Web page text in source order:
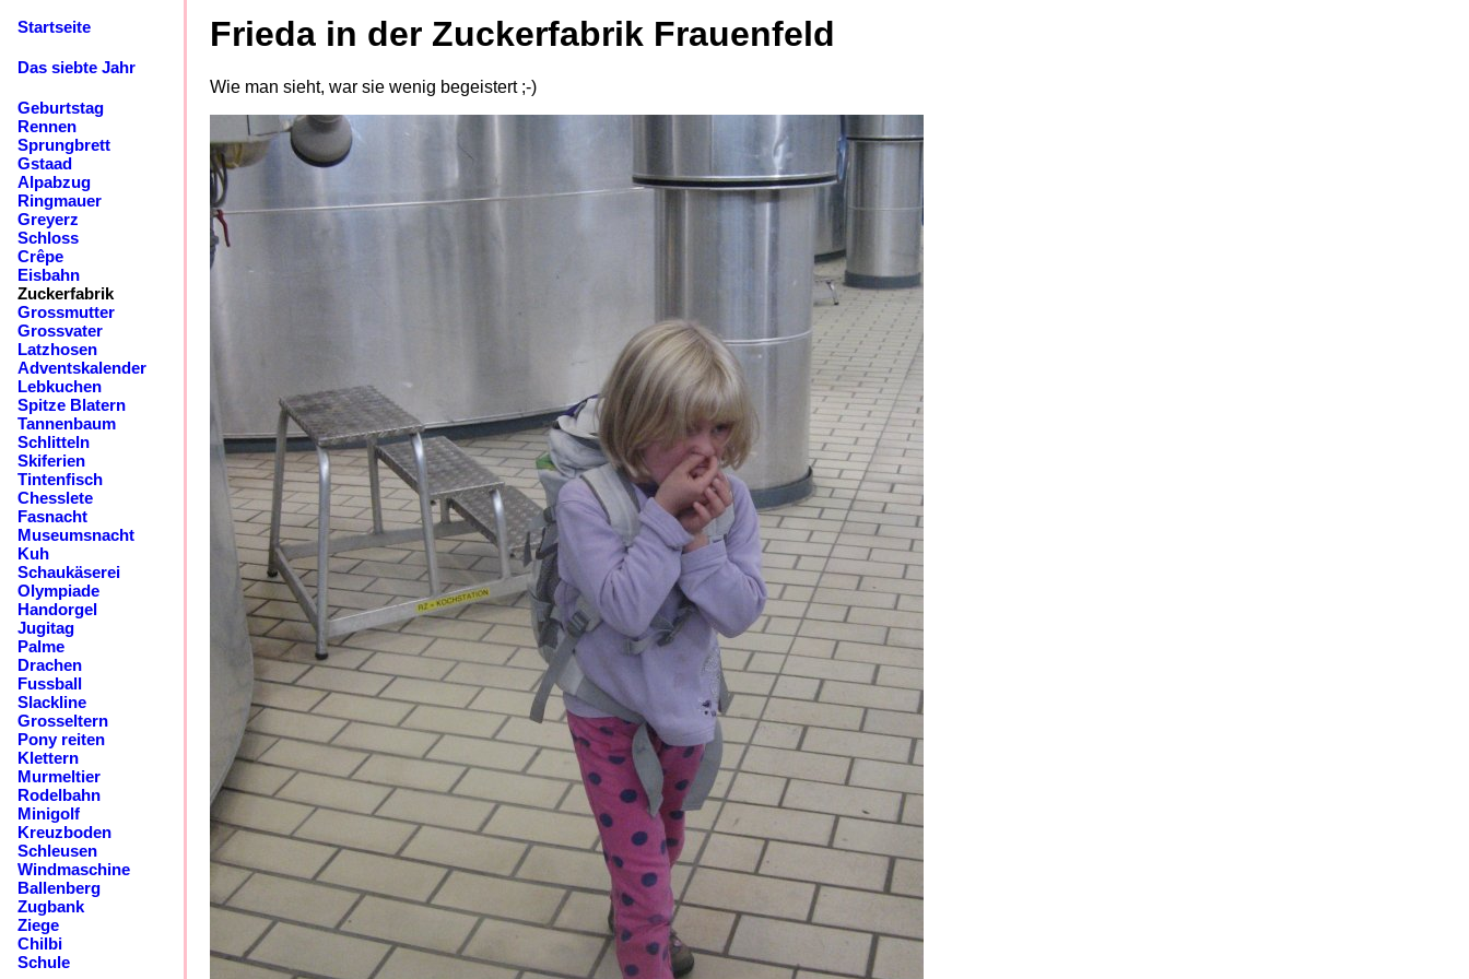
Startseite
Das siebte Jahr
Geburtstag
Rennen
Sprungbrett
Gstaad
Alpabzug
Ringmauer
Greyerz
Schloss
Crêpe
Eisbahn
Zuckerfabrik
Grossmutter
Grossvater
Latzhosen
Adventskalender
Lebkuchen
Spitze Blatern
Tannenbaum
Schlitteln
Skiferien
Tintenfisch
Chesslete
Fasnacht
Museumsnacht
Kuh
Schaukäserei
Olympiade
Handorgel
Jugitag
Palme
Drachen
Fussball
Slackline
Grosseltern
Pony reiten
Klettern
Murmeltier
Rodelbahn
Minigolf
Kreuzboden
Schleusen
Windmaschine
Ballenberg
Zugbank
Ziege
Chilbi
Schule
Frieda in der Zuckerfabrik Frauenfeld
Wie man sieht, war sie wenig begeistert ;-)